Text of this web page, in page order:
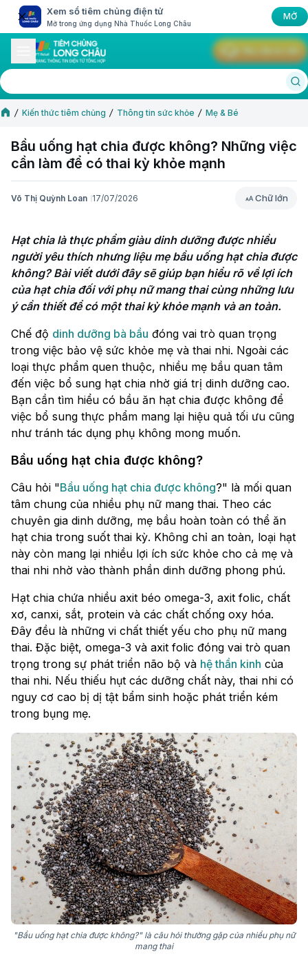
Xem sổ tiêm chủng điện tử
Mở trong ứng dụng Nhà Thuốc Long Châu
MỞ
Kiến thức tiêm chủng Thông tin sức khỏe Mẹ & Bé
Bầu uống hạt chia được không? Những việc
cần làm để có thai kỳ khỏe mạnh
Võ Thị Quỳnh Loan 17/07/2026 Chữ lớn
Chữ lớn
Hạt chia là thực phẩm giàu dinh dưỡng được nhiều
người yêu thích nhưng liệu mẹ bầu uống hạt chia được
không? Bài viết dưới đây sẽ giúp bạn hiểu rõ về lợi ích
của hạt chia đối với phụ nữ mang thai cùng những lưu
ý cần thiết để có một thai kỳ khỏe mạnh và an toàn.
Chế độ dinh dưỡng bà bầu đóng vai trò quan trọng
trong việc bảo vệ sức khỏe mẹ và thai nhi. Ngoài các
loại thực phẩm quen thuộc, nhiều mẹ bầu quan tâm
đến việc bổ sung hạt chia nhờ giá trị dinh dưỡng cao.
Bạn cần tìm hiểu có bầu ăn hạt chia được không để
việc bổ sung thực phẩm mang lại hiệu quả tối ưu cũng
như tránh tác dụng phụ không mong muốn.
Bầu uống hạt chia được không?
Câu hỏi "Bầu uống hạt chia được không?" là mối quan
tâm chung của nhiều phụ nữ mang thai. Theo các
chuyên gia dinh dưỡng, mẹ bầu hoàn toàn có thể ăn
hạt chia trong suốt thai kỳ. Không chỉ an toàn, loại hạt
này còn mang lại nhiều lợi ích sức khỏe cho cả mẹ và
thai nhi nhờ vào thành phần dinh dưỡng phong phú.
Hạt chia chứa nhiều axit béo omega-3, axit folic, chất
xơ, canxi, sắt, protein và các chất chống oxy hóa.
Đây đều là những vi chất thiết yếu cho phụ nữ mang
thai. Đặc biệt, omega-3 và axit folic đóng vai trò quan
trọng trong sự phát triển não bộ và hệ thần kinh của
thai nhi. Nếu thiếu hụt các dưỡng chất này, thai nhi có
nguy cơ cao bị dị tật bẩm sinh hoặc phát triển kém
trong bụng mẹ.
"Bầu uống hạt chia được không?" là câu hỏi thường gặp của nhiều phụ nữ
mang thai